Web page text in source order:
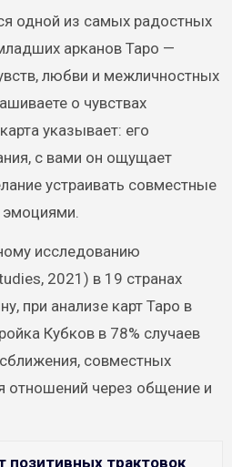
одной из самых радостных
арканов Таро —
любви и межличностных
о чувствах
указывает: его
с вами он ощущает
устраивать совместные
эмоциями.
исследованию
2021) в 19 странах
при анализе карт Таро в
Кубков в 78% случаев
совместных
отношений через общение и
позитивных трактовок